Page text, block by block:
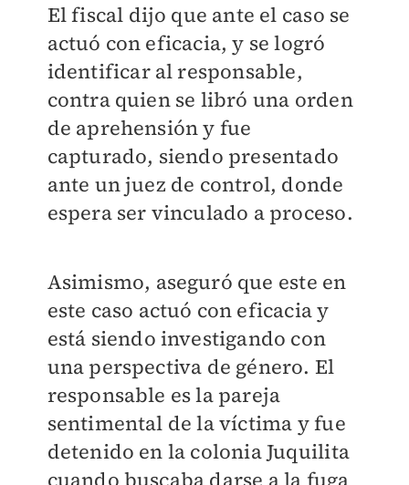
El fiscal dijo que ante el caso se
actuó con eficacia, y se logró
identificar al responsable,
contra quien se libró una orden
de aprehensión y fue
capturado, siendo presentado
ante un juez de control, donde
espera ser vinculado a proceso.
Asimismo, aseguró que este en
este caso actuó con eficacia y
está siendo investigando con
una perspectiva de género. El
responsable es la pareja
sentimental de la víctima y fue
detenido en la colonia Juquilita
cuando buscaba darse a la fuga